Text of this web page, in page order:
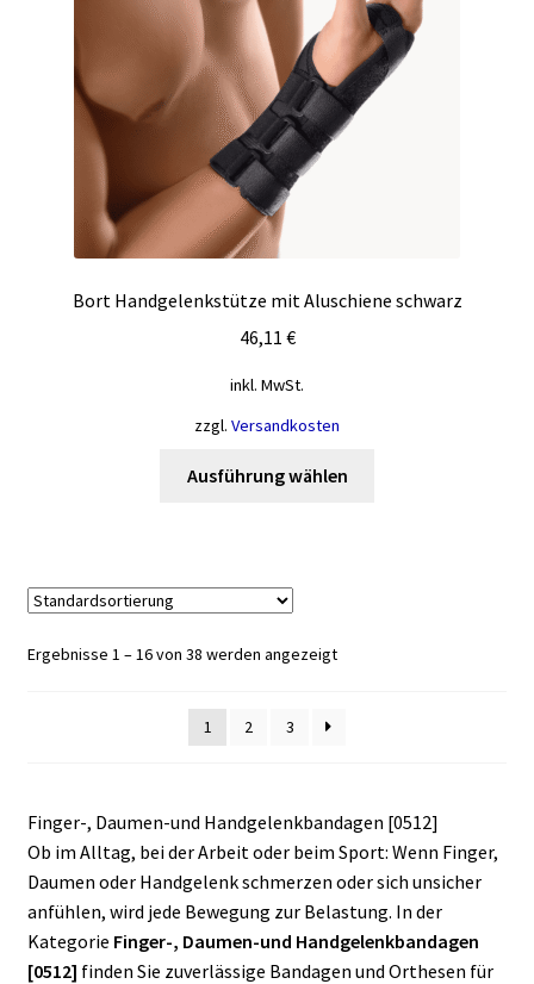
auf
der
Produktseite
Bort Handgelenkstütze mit Aluschiene schwarz
46,11 €
inkl. MwSt.
zzgl. Versandkosten
Ausführung wählen
gewählt
werden
Ergebnisse 1 – 16 von 38 werden angezeigt
1 2 3
Finger-, Daumen-und Handgelenkbandagen [0512]
Ob im Alltag, bei der Arbeit oder beim Sport: Wenn Finger,
Daumen oder Handgelenk schmerzen oder sich unsicher
anfühlen, wird jede Bewegung zur Belastung. In der
Kategorie Finger-, Daumen-und Handgelenkbandagen
[0512] finden Sie zuverlässige Bandagen und Orthesen für